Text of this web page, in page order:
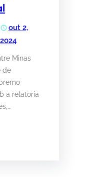
out 2,
2024
Minas
de
a relatoria